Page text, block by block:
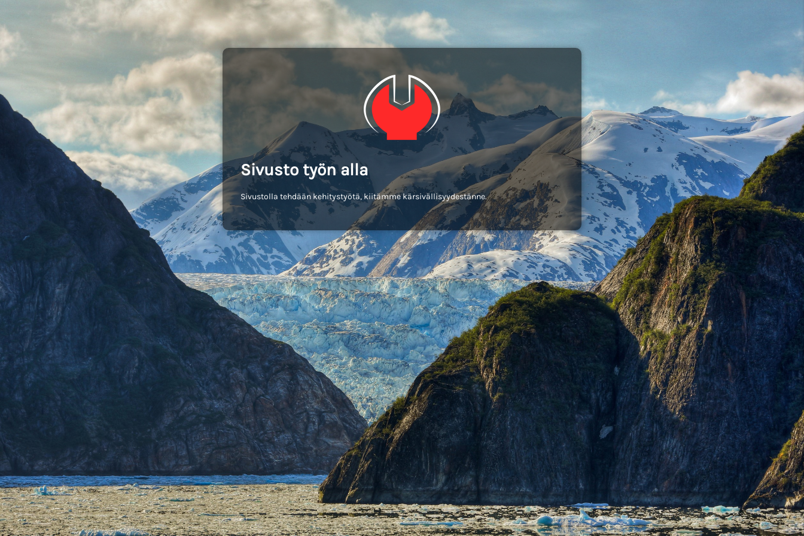
Sivusto työn alla
Sivustolla tehdään kehitystyötä, kiitämme kärsivällisyydestänne.